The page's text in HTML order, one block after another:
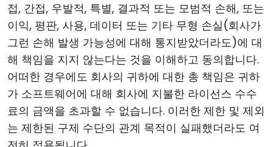
접, 간접, 우발적, 특별, 결과적 또는 모범적 손해, 또는
이익, 평판, 사용, 데이터 또는 기타 무형 손실(회사가
그런 손해 발생 가능성에 대해 통지받았더라도)에 대
해 책임을 지지 않는다는 것을 이해하고 동의합니다.
어떠한 경우에도 회사의 귀하에 대한 총 책임은 귀하
가 소프트웨어에 대해 회사에 지불한 라이선스 수수
료의 금액을 초과할 수 없습니다. 이러한 제한 및 제외
는 제한된 구제 수단의 관계 목적이 실패했더라도 여